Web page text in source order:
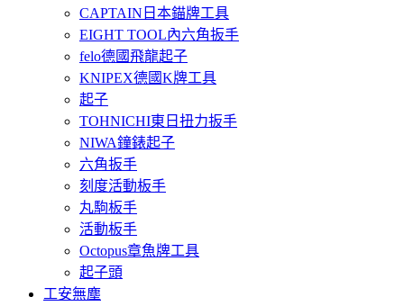
CAPTAIN日本錨牌工具
EIGHT TOOL內六角扳手
felo德國飛龍起子
KNIPEX德國K牌工具
起子
TOHNICHI東日扭力扳手
NIWA鐘錶起子
六角扳手
刻度活動板手
丸駒板手
活動板手
Octopus章魚牌工具
起子頭
工安無塵